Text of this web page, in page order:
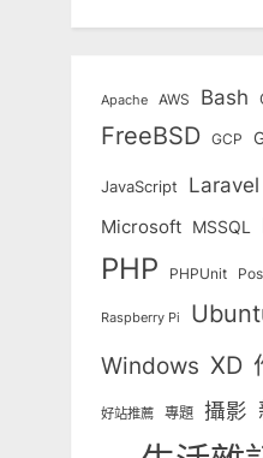
Apache AWS Bash
FreeBSD GCP
JavaScript Laravel
Microsoft MSSQL
PHP PHPUnit
Raspberry Pi
Windows XD
好站推薦 專題 攝影